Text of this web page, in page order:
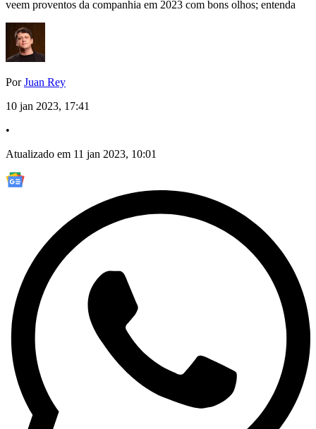
veem proventos da companhia em 2023 com bons olhos; entenda
PorJuan Rey
10 jan 2023, 17:41
•
Atualizado em 11 jan 2023, 10:01